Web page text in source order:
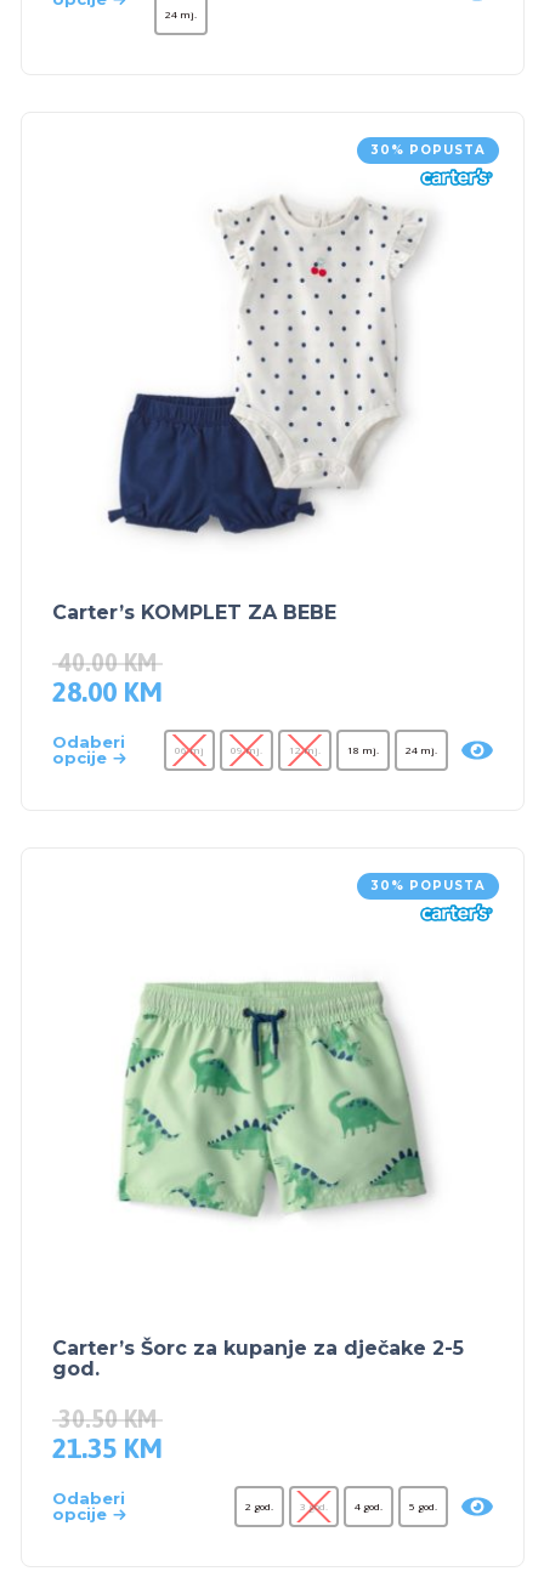
24 mj.
30% POPUSTA
Carter’s KOMPLET ZA BEBE
40.00KM
28.00 KM
Odaberi
opcije
06 mj 09 mj. 12 mj. 18 mj. 24 mj.
30% POPUSTA
Carter’s Šorc za kupanje za dječake 2-5
god.
30.50KM
21.35 KM
Odaberi
opcije
2 god. 3 god. 4 god. 5 god.